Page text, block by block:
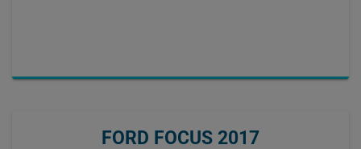
FORD FOCUS 2017